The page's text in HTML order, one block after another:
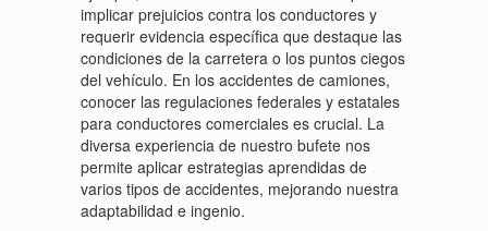
implicar prejuicios contra los conductores y
requerir evidencia específica que destaque las
condiciones de la carretera o los puntos ciegos
del vehículo. En los accidentes de camiones,
conocer las regulaciones federales y estatales
para conductores comerciales es crucial. La
diversa experiencia de nuestro bufete nos
permite aplicar estrategias aprendidas de
varios tipos de accidentes, mejorando nuestra
adaptabilidad e ingenio.